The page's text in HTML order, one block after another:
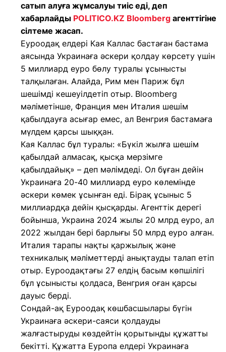
сатып алуға жұмсалуы тиіс еді, деп
хабарлайды POLITICO.KZ Bloomberg агенттігіне
сілтеме жасап.
Еуроодақ елдері Кая Каллас бастаған бастама
аясында Украинаға әскери қолдау көрсету үшін
5 миллиард еуро бөлу туралы ұсынысты
талқылаған. Алайда, Рим мен Париж бұл
шешімді кешеуілдетіп отыр. Bloomberg
мәліметінше, Франция мен Италия шешім
қабылдауға асығар емес, ал Венгрия бастамаға
мүлдем қарсы шыққан.
Кая Каллас бұл туралы: «Бүкіл жылға шешім
қабылдай алмасақ, қысқа мерзімге
қабылдайық» – деп мәлімдеді. Ол бұған дейін
Украинаға 20-40 миллиард еуро көлемінде
әскери көмек ұсынған еді. Бірақ ұсыныс 5
миллиардқа дейін қысқарды. Агенттік дерегі
бойынша, Украина 2024 жылы 20 млрд еуро, ал
2022 жылдан бері барлығы 50 млрд еуро алған.
Италия тарапы нақты қаржылық және
техникалық мәліметтерді анықтауды талап етіп
отыр. Еуроодақтағы 27 елдің басым көпшілігі
бұл ұсынысты қолдаса, Венгрия оған қарсы
дауыс берді.
Сондай-ақ Еуроодақ көшбасшылары бүгін
Украинаға әскери-саяси қолдауды
жалғастыруды көздейтін қорытынды құжатты
бекітті. Құжатта Еуропа елдері Украинаға